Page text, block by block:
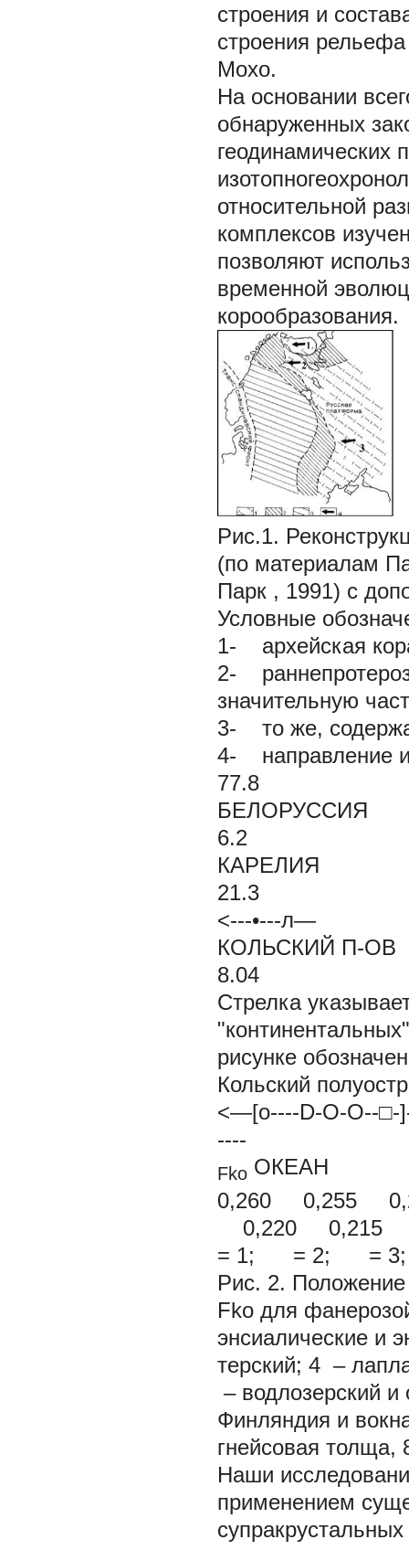
строения и
строения
Мохо.
На основании
обнаруженных
геодинамических
относительной
комплексов
позволяют
временной
корообразования.
Рис.1.
(по материалам
Парк , 1991) с
Условные
1- архейская
2-
значительную
3- то же,
4- направление
77.8
БЕЛОРУССИЯ
6.2
КАРЕЛИЯ
21.3
<---•---л—
КОЛЬСКИЙ П-ОВ
Стрелка
рисунке
Кольский
<—[о----D-O-O--
----
Fko ОКЕАН
0,260 0,255
0,220 0,215
= 1; = 2; =
Рис. 2. Положение
Fko для
энсиалические и
терский; 4 –
– водлозерский
Финляндия и
гнейсовая толща,
Наши
применением